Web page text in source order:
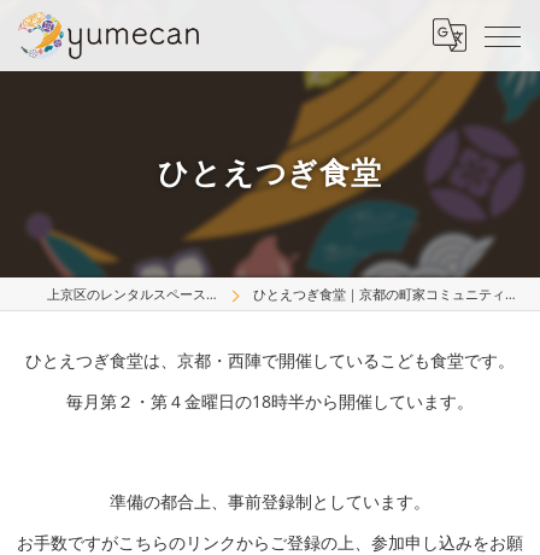
ひとえつぎ食堂
上京区のレンタルスペースはyumecan ひとえつぎ食堂｜京都の町家コミュニティスペースこりす西陣
ひとえつぎ食堂は、京都・西陣で開催しているこども食堂です。
毎月第２・第４金曜日の18時半から開催しています。
準備の都合上、事前登録制としています。
お手数ですがこちらのリンクからご登録の上、参加申し込みをお願